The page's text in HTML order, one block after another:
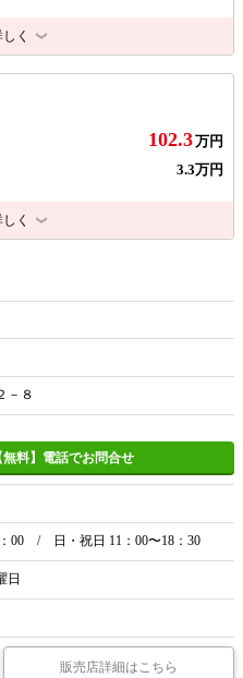
く
102.3万円
3.3万円
く
－８
無料】電話でお問合せ
：00 / 日・祝日 11：00〜18：30
日
販売店詳細はこちら